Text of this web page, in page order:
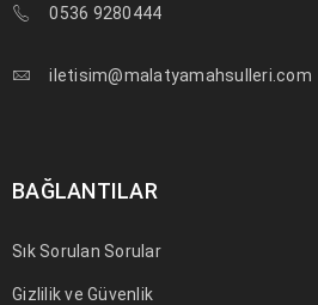
0536 9280444
iletisim@malatyamahsulleri.com
BAĞLANTILAR
Sık Sorulan Sorular
Gizlilik ve Güvenlik